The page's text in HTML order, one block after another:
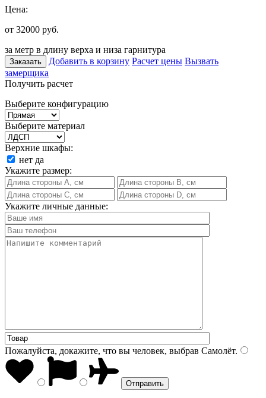
Цена:
от 32000 руб.
за метр в длину верха и низа гарнитура
Заказать Добавить в корзину Расчет цены Вызвать
замерщика
Получить расчет
Выберите конфигурацию
Выберите материал
Верхние шкафы:
нет да
Укажите размер:
Укажите личные данные:
Пожалуйста, докажите, что вы человек, выбрав Самолёт.